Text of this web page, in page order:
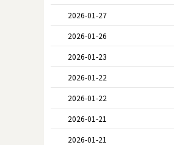
2026-01-27
2026-01-26
2026-01-23
2026-01-22
2026-01-22
2026-01-21
2026-01-21